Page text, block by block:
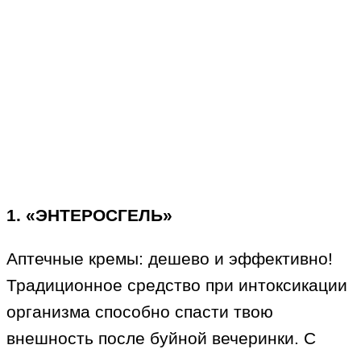
1. «ЭНТЕРОСГЕЛЬ»
Аптечные кремы: дешево и эффективно!
Традиционное средство при интоксикации
организма способно спасти твою
внешность после буйной вечеринки. С